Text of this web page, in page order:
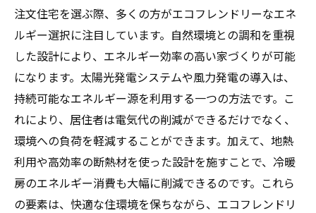
注文住宅を選ぶ際、多くの方がエコフレンドリーなエネ
ルギー選択に注目しています。自然環境との調和を重視
した設計により、エネルギー効率の高い家づくりが可能
になります。太陽光発電システムや風力発電の導入は、
持続可能なエネルギー源を利用する一つの方法です。こ
れにより、居住者は電気代の削減ができるだけでなく、
環境への負荷を軽減することができます。加えて、地熱
利用や高効率の断熱材を使った設計を施すことで、冷暖
房のエネルギー消費も大幅に削減できるのです。これら
の要素は、快適な住環境を保ちながら、エコフレンドリ